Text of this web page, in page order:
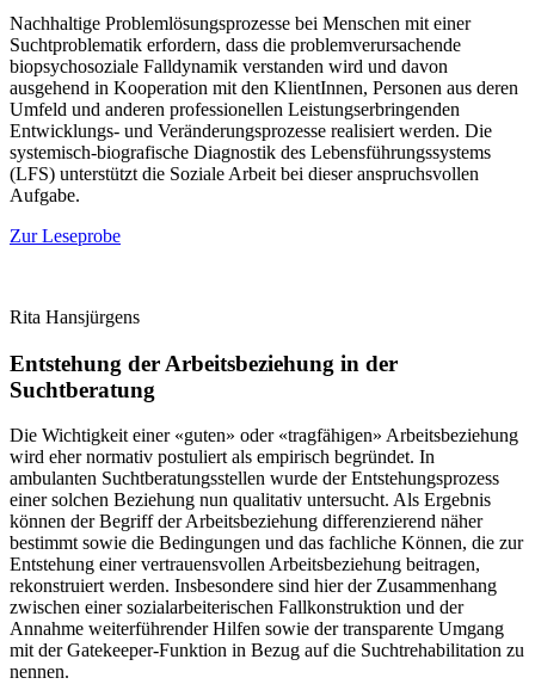
Nachhaltige Problemlösungsprozesse bei Menschen mit einer
Suchtproblematik erfordern, dass die problemverursachende
biopsychosoziale Falldynamik verstanden wird und davon
ausgehend in Kooperation mit den KlientInnen, Personen aus deren
Umfeld und anderen professionellen Leistungserbringenden
Entwicklungs- und Veränderungsprozesse realisiert werden. Die
systemisch-biografische Diagnostik des Lebensführungssystems
(LFS) unterstützt die Soziale Arbeit bei dieser anspruchsvollen
Aufgabe.
Zur Leseprobe
Rita Hansjürgens
Entstehung der Arbeitsbeziehung in der
Suchtberatung
Die Wichtigkeit einer «guten» oder «tragfähigen» Arbeitsbeziehung
wird eher normativ postuliert als empirisch begründet. In
ambulanten Suchtberatungsstellen wurde der Entstehungsprozess
einer solchen Beziehung nun qualitativ untersucht. Als Ergebnis
können der Begriff der Arbeitsbeziehung differenzierend näher
bestimmt sowie die Bedingungen und das fachliche Können, die zur
Entstehung einer vertrauensvollen Arbeitsbeziehung beitragen,
rekonstruiert werden. Insbesondere sind hier der Zusammenhang
zwischen einer sozialarbeiterischen Fallkonstruktion und der
Annahme weiterführender Hilfen sowie der transparente Umgang
mit der Gatekeeper-Funktion in Bezug auf die Suchtrehabilitation zu
nennen.